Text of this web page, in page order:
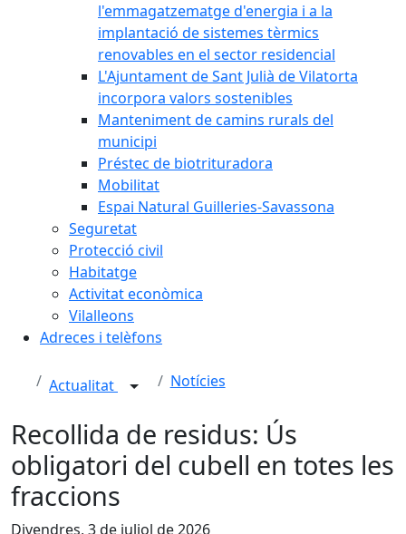
l'emmagatzematge d'energia i a la
implantació de sistemes tèrmics
renovables en el sector residencial
L'Ajuntament de Sant Julià de Vilatorta
incorpora valors sostenibles
Manteniment de camins rurals del
municipi
Préstec de biotrituradora
Mobilitat
Espai Natural Guilleries-Savassona
Seguretat
Protecció civil
Habitatge
Activitat econòmica
Vilalleons
Adreces i telèfons
Actualitat Notícies
Recollida de residus: Ús
obligatori del cubell en totes les
fraccions
Divendres, 3 de juliol de 2026